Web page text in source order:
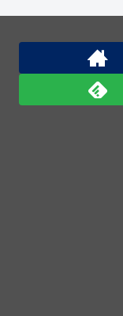
国産初、遠隔監
来春に発売！